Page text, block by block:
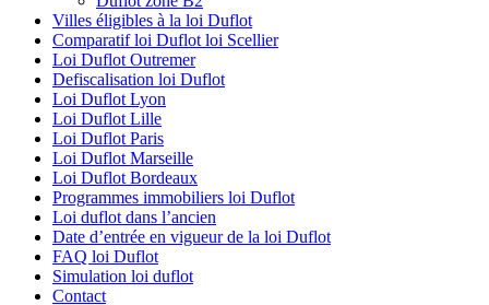
Villes éligibles à la loi Duflot
Comparatif loi Duflot loi Scellier
Loi Duflot Outremer
Defiscalisation loi Duflot
Loi Duflot Lyon
Loi Duflot Lille
Loi Duflot Paris
Loi Duflot Marseille
Loi Duflot Bordeaux
Programmes immobiliers loi Duflot
Loi duflot dans l’ancien
Date d’entrée en vigueur de la loi Duflot
FAQ loi Duflot
Simulation loi duflot
Contact